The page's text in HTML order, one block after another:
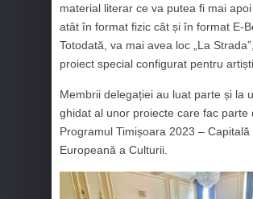
material literar ce va putea fi mai
atât în format fizic cât și în format E-
Totodată, va mai avea loc „La
proiect special configurat pentru
Membrii delegației au luat parte și la
ghidat al unor proiecte care fac parte
Programul Timișoara 2023 – Capitală
Europeană a Culturii.